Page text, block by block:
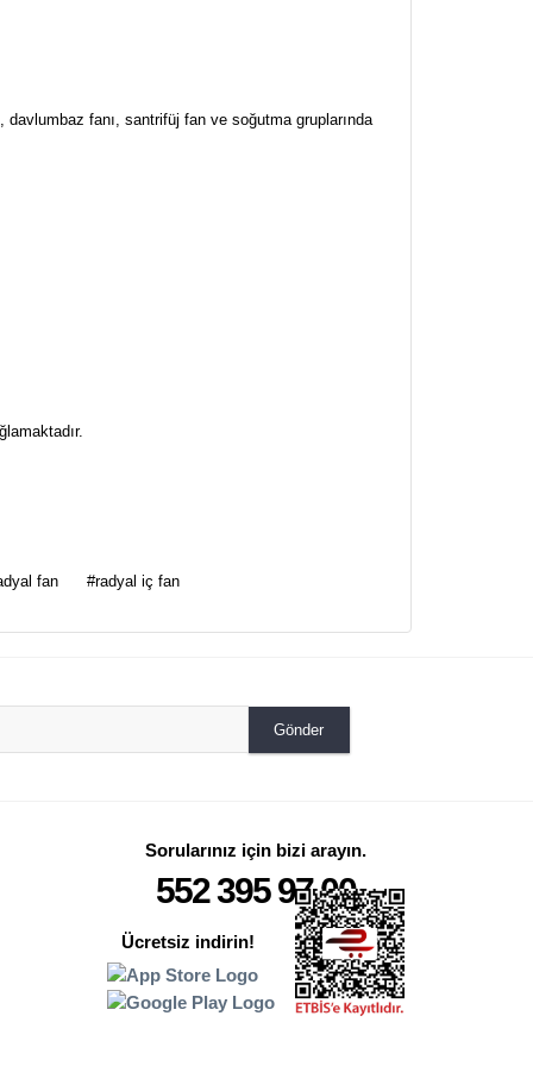
davlumbaz fanı, santrifüj fan ve soğutma gruplarında
fan #radyal iç fan
Gönder
Sorularınız için bizi arayın.
552 395 97 00
Ücretsiz indirin!